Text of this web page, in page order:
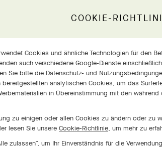
COOKIE-
Cookies und ähnliche Technologien für den
auch verschiedene Google-Dienste
Sie bitte die Datenschutz- und
bereitgestellten analytischen Cookies, um das
in Übereinstimmung mit den
zu einigen oder allen Cookies zu ändern oder zu
lesen Sie unsere Cookie-Richtlinie, um mehr zu
zulassen“, um Ihr Einverständnis für die